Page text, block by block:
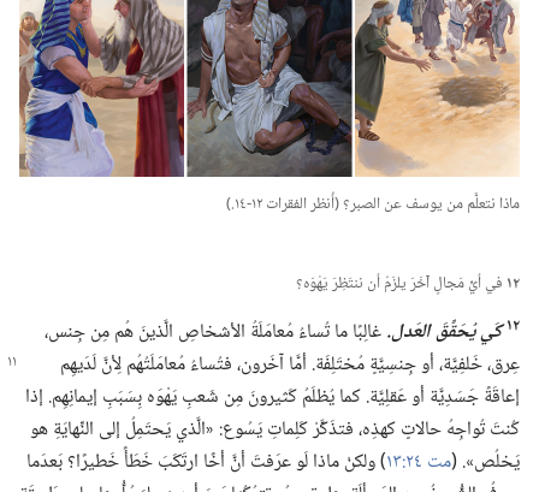
ماذا نتعلَّم من يوسف عن الصبر؟‏ (‏أُنظر الفقرات ١٢-‏١٤.‏)‏
١٢ في أيِّ مَجالٍ آخَرَ يلزَمُ أن ننتَظِرَ يَهْوَه؟‏
١٢ كَي يُحَقِّقَ العَدل.‏غالِبًا ما تُساءُ مُعامَلَةُ الأشخاصِ الَّذينَ هُم مِن جِنس،‏
عِرق،‏ خَلفِيَّة،‏ أو جِنسِيَّةٍ مُختَلِفَة.‏ أمَّا آخَرون،‏ فتُساءُ مُعامَلَتُهُم لِأنَّلَدَيهِم
إعاقَةً جَسَدِيَّة أو عَقلِيَّة.‏ كما يُظلَمُ كَثيرونَ مِن شَعبِ يَهْوَه بِسَبَبِ إيمانِهِم.‏ إذا
كُنتَ تُواجِهُ حالاتٍ كهذِه،‏ فتذَكَّرْ كَلِماتِ يَسُوع:‏ «الَّذي يَحتَمِلُ إلى النِّهايَةِ هو
يَخلُص».‏ (‏مت ٢٤:‏١٣
‏)‏ ولكنْ ماذا لَو عرَفتَ أنَّ أخًا ارتَكَبَ خَطَأً خَطيرًا؟‏ بَعدَما